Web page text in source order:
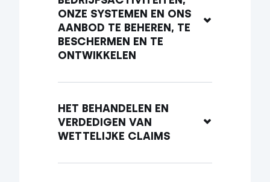
ONZE SYSTEMEN EN ONS
AANBOD TE BEHEREN, TE
BESCHERMEN EN TE
ONTWIKKELEN
HET BEHANDELEN EN
VERDEDIGEN VAN
WETTELIJKE CLAIMS